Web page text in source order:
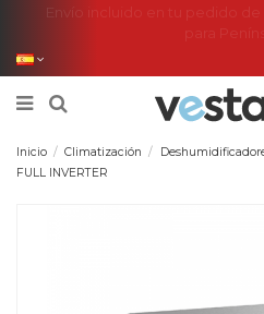
Inicio Climatización
FULL INVERTER